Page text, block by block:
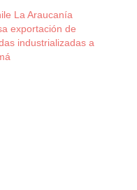
La Araucanía
exportación de
industrializadas a